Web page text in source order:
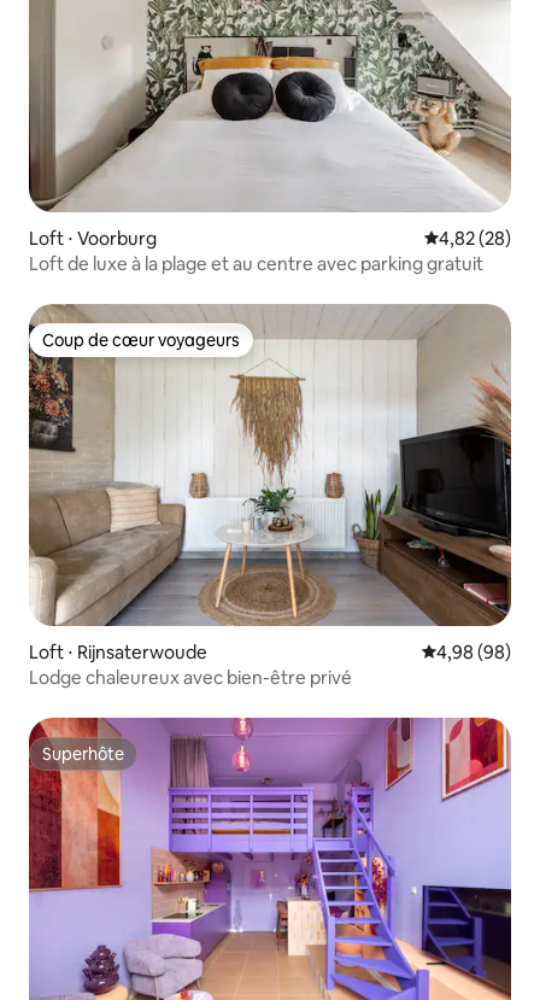
Loft ⋅ Voorburg Évaluation
4,82 (28)
Loft de luxe à la plage et au centre avec parking gratuit
Coup de cœur voyageurs
Coup de cœur voyageurs
Loft ⋅ Rijnsaterwoude Évaluation
4,98 (98)
Lodge chaleureux avec bien-être privé
Superhôte
Superhôte